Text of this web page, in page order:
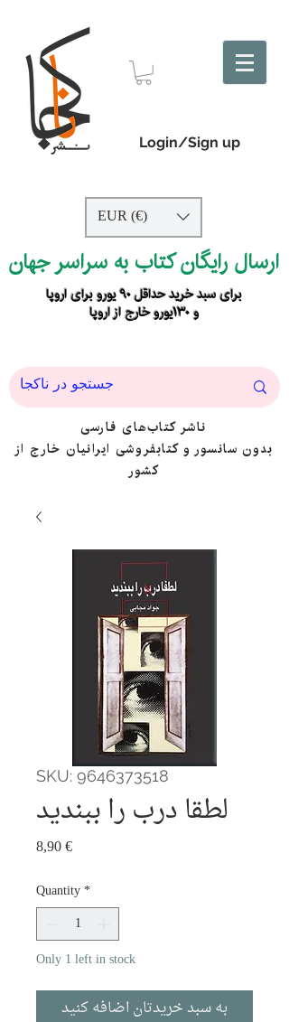
Login/Sign up
EUR (€)
ارسال رایگان کتاب به سراسر جهان
برای سبد خرید حداقل ۹۰ یورو برای اروپا
و ۱۳۰یورو خارج از اروپا
ناشر کتاب‌های فارسی
بدون سانسور و کتابفروشی ایرانیان خارج از
کشور
SKU: 9646373518
لطقا درب را ببندید
8,90 €Price
Quantity*
Only 1 left in stock
به سبد خریدتان اضافه کنید